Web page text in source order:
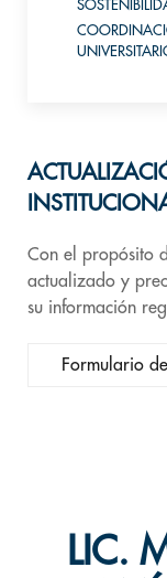
Con el propósito
actualizado y
su información
Formulario
LIC.